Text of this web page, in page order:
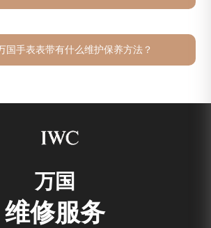
国手表表带有什么维护保养方法？
万国
维修服务